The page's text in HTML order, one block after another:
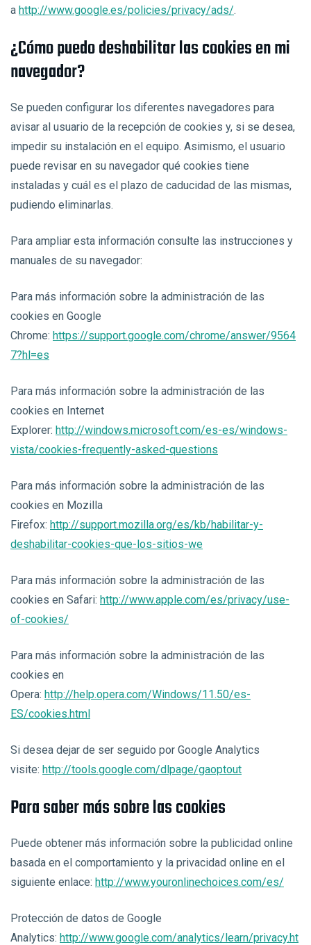
a http://www.google.es/policies/privacy/ads/.
¿Cómo puedo deshabilitar las cookies en mi
navegador?
Se pueden configurar los diferentes navegadores para
avisar al usuario de la recepción de cookies y, si se desea,
impedir su instalación en el equipo. Asimismo, el usuario
puede revisar en su navegador qué cookies tiene
instaladas y cuál es el plazo de caducidad de las mismas,
pudiendo eliminarlas.
Para ampliar esta información consulte las instrucciones y
manuales de su navegador:
Para más información sobre la administración de las
cookies en Google
Chrome: https://support.google.com/chrome/answer/9564
7?hl=es
Para más información sobre la administración de las
cookies en Internet
Explorer: http://windows.microsoft.com/es-es/windows-
vista/cookies-frequently-asked-questions
Para más información sobre la administración de las
cookies en Mozilla
Firefox: http://support.mozilla.org/es/kb/habilitar-y-
deshabilitar-cookies-que-los-sitios-we
Para más información sobre la administración de las
cookies en Safari: http://www.apple.com/es/privacy/use-
of-cookies/
Para más información sobre la administración de las
cookies en
Opera: http://help.opera.com/Windows/11.50/es-
ES/cookies.html
Si desea dejar de ser seguido por Google Analytics
visite: http://tools.google.com/dlpage/gaoptout
Para saber más sobre las cookies
Puede obtener más información sobre la publicidad online
basada en el comportamiento y la privacidad online en el
siguiente enlace: http://www.youronlinechoices.com/es/
Protección de datos de Google
Analytics: http://www.google.com/analytics/learn/privacy.ht